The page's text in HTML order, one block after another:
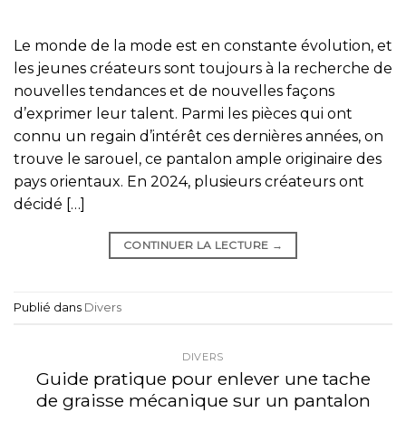
Le monde de la mode est en constante évolution, et
les jeunes créateurs sont toujours à la recherche de
nouvelles tendances et de nouvelles façons
d’exprimer leur talent. Parmi les pièces qui ont
connu un regain d’intérêt ces dernières années, on
trouve le sarouel, ce pantalon ample originaire des
pays orientaux. En 2024, plusieurs créateurs ont
décidé […]
CONTINUER LA LECTURE →
Publié dans Divers
DIVERS
Guide pratique pour enlever une tache
de graisse mécanique sur un pantalon